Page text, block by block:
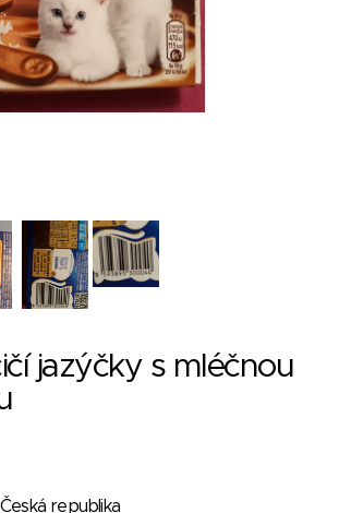
jazýčky s mléčnou
Česká republika